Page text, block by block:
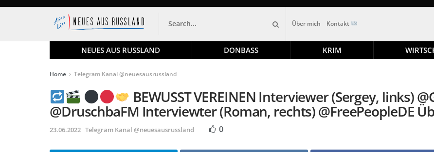
Über mich Kontakt
NEUES AUS RUSSLAND DONBASS KRIM
Home Telegram Kanal @neuesausrussland
BEWUSST VEREINEN Interviewer (Sergey, links)
@DruschbaFM Interviewter (Roman, rechts) @FreePeopleDE
23.06.2022 Telegram Kanal @neuesausrussland 0